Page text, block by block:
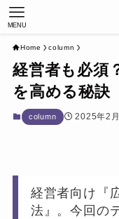
MENU
Home column
経営者も必須
を高める秘訣
column 2025年2
経営者向け『
法』。今回の